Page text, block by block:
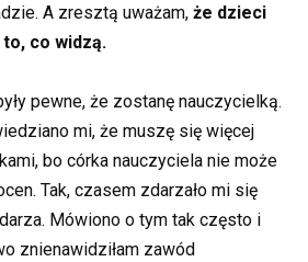
A zresztą uważam, że dzieci
co widzą.
pewne, że zostanę nauczycielką.
mi, że muszę się więcej
bo córka nauczyciela nie może
Tak, czasem zdarzało mi się
Mówiono o tym tak często i
znienawidziłam zawód